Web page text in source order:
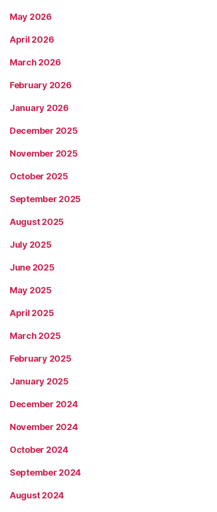
May 2026
April 2026
March 2026
February 2026
January 2026
December 2025
November 2025
October 2025
September 2025
August 2025
July 2025
June 2025
May 2025
April 2025
March 2025
February 2025
January 2025
December 2024
November 2024
October 2024
September 2024
August 2024